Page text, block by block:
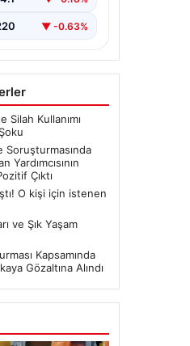
gündeme
▼ -0.63%
Silah Kullanımı
Yardımcısının
Çıktı
O kişi için istenen
ve Şık Yaşam
Kapsamında
Gözaltına Alındı